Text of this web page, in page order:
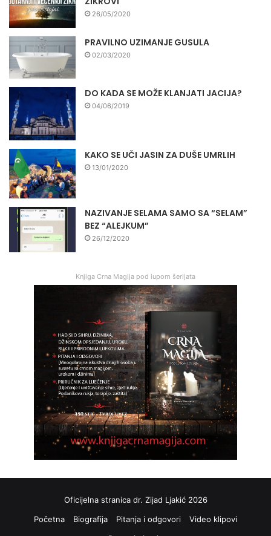
26/05/2020
PRAVILNO UZIMANJE GUSULA
02/03/2020
DO KADA SE MOŽE KLANJATI JACIJA?
04/06/2019
KAKO SE UČI JASIN ZA DUŠE UMRLIH
13/01/2020
NAZIVANJE SELAMA SAMO SA “SELAM”
BEZ “ALEJKUM”
26/12/2020
Knjiga Crna Magija pod lupom šerijata
Oficijelna stranica dr. Zijad Ljakić 2026
Početna
Biografija Pitanja i odgovori
Video klipovi